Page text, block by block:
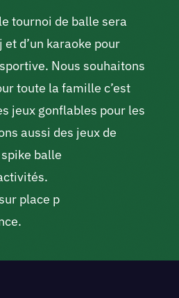
tournoi de balle sera
et d’un karaoke pour
Nous souhaitons
toute la famille c’est
jeux gonflables pour les
aussi des jeux de
balle
place p